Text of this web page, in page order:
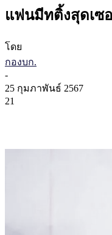
แฟนมีทติ้งสุดเซ
โดย
กองบก.
-
25 กุมภาพันธ์ 2567
21